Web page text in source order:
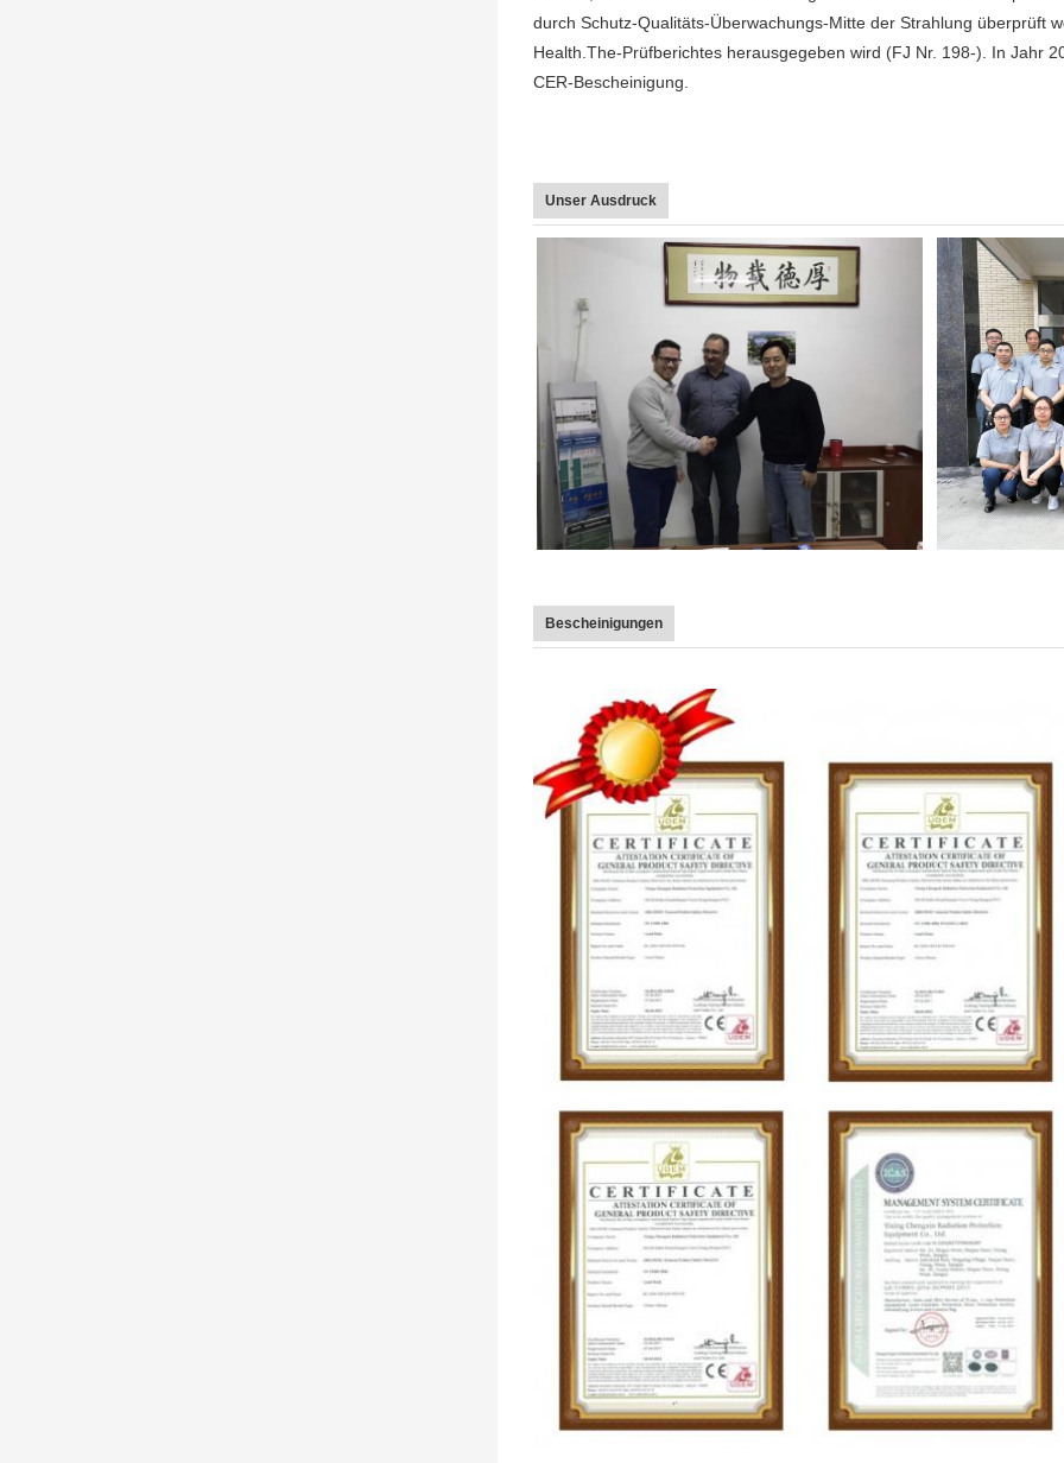
durch Schutz-Qualitäts-Überwachungs-Mitte der Strahlung überprüft
Health.The-Prüfberichtes herausgegeben wird (FJ Nr. 198-). In Jahr
CER-Bescheinigung.
Unser Ausdruck
Bescheinigungen